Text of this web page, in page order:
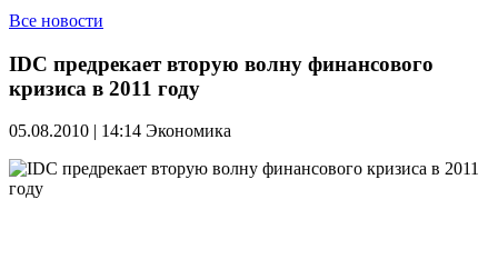
Все новости
IDC предрекает вторую волну финансового
кризиса в 2011 году
05.08.2010 | 14:14 Экономика